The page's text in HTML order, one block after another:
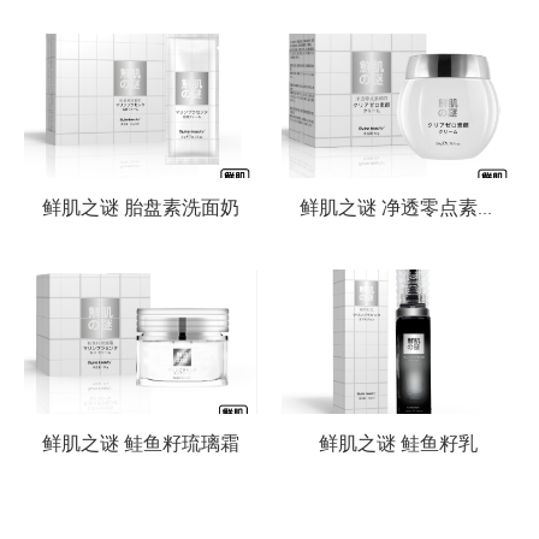
鲜肌之谜 胎盘素洗面奶 鲜肌之谜 净透零点素颜霜
鲜肌之谜 鲑鱼籽琉璃霜 鲜肌之谜 鲑鱼籽乳